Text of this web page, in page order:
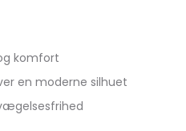
komfort
en moderne silhuet